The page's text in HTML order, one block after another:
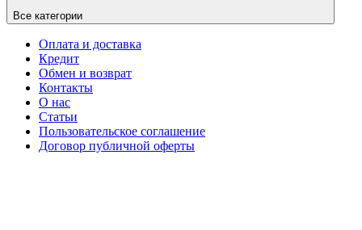
Все категории
Оплата и доставка
Кредит
Обмен и возврат
Контакты
О нас
Статьи
Пользовательское соглашение
Договор публичной оферты